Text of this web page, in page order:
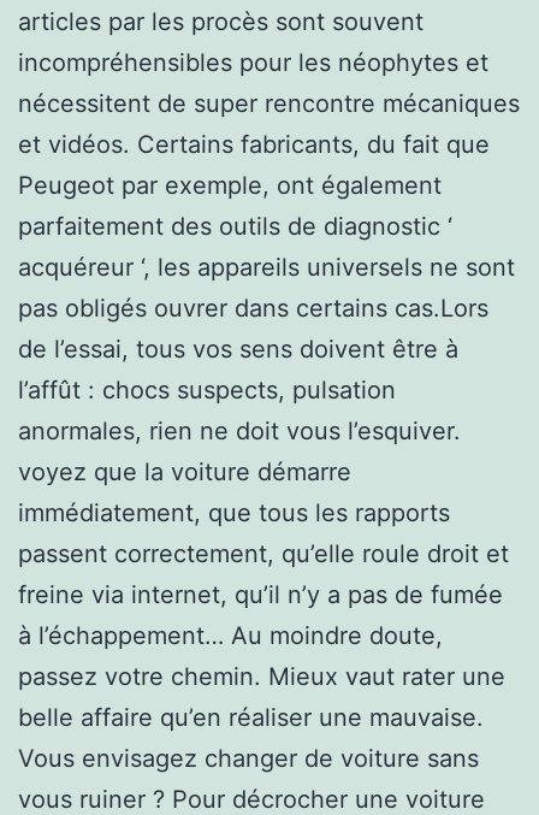
articles par les procès sont souvent
incompréhensibles pour les néophytes et
nécessitent de super rencontre mécaniques
et vidéos. Certains fabricants, du fait que
Peugeot par exemple, ont également
parfaitement des outils de diagnostic ‘
acquéreur ‘, les appareils universels ne sont
pas obligés ouvrer dans certains cas.Lors
de l’essai, tous vos sens doivent être à
l’affût : chocs suspects, pulsation
anormales, rien ne doit vous l’esquiver.
voyez que la voiture démarre
immédiatement, que tous les rapports
passent correctement, qu’elle roule droit et
freine via internet, qu’il n’y a pas de fumée
à l’échappement… Au moindre doute,
passez votre chemin. Mieux vaut rater une
belle affaire qu’en réaliser une mauvaise.
Vous envisagez changer de voiture sans
vous ruiner ? Pour décrocher une voiture